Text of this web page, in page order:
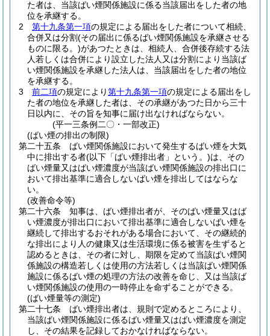
た者は、当該ばい煙関係施設に係る当該届出をした者の地
位を承継する。
2
第十九条第一項の規定による届出をした者について相続、
合併又は分割(その届出に係るばい煙関係施設を承継させる
ものに限る。)があつたときは、相続人、合併後存続する法
人若しくは合併により設立した法人又は分割により当該ば
い煙関係施設を承継した法人は、当該届出をした者の地位
を承継する。
3
前二項の規定により第十九条第一項の規定による届出をし
た者の地位を承継した者は、その承継があつた日から三十
日以内に、その旨を知事に届け出なければならない。
(平一三条例二〇・一部改正)
(ばい煙の排出の制限)
第二十五条
ばい煙関係施設において発生するばい煙を大気
中に排出する者(以下「ばい煙排出者」という。)は、その
ばい煙量又はばい煙濃度が当該ばい煙関係施設の排出口に
おいて排出基準に適合しないばい煙を排出してはならな
い。
(改善命令等)
第二十六条
知事は、ばい煙排出者が、そのばい煙量又はば
い煙濃度が排出口において排出基準に適合しないばい煙を
継続して排出するおそれがある場合において、その継続的
な排出により人の健康又は生活環境に係る被害を生ずると
認めるときは、その者に対し、期限を定めて当該ばい煙関
係施設の構造若しくは使用の方法若しくは当該ばい煙関係
施設に係るばい煙の処理の方法の改善を命じ、又は当該ば
い煙関係施設の使用の一時停止を命ずることができる。
(ばい煙量等の測定)
第二十七条
ばい煙排出者は、規則で定めるところにより、
当該ばい煙関係施設に係るばい煙量又はばい煙濃度を測定
し、その結果を記録しておかなければならない。